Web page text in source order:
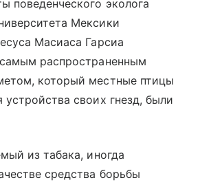
поведенческого эколога
Мексики
Масиаса Гарсиа
распространенным
который местные птицы
устройства своих гнезд, были
из табака, иногда
средства борьбы